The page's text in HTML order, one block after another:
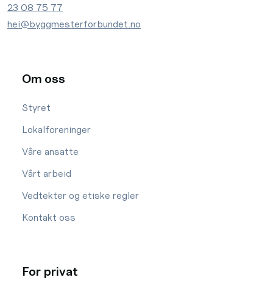
23 08 75 77
hei@byggmesterforbundet.no
Om oss
Styret
Lokalforeninger
Våre ansatte
Vårt arbeid
Vedtekter og etiske regler
Kontakt oss
For privat